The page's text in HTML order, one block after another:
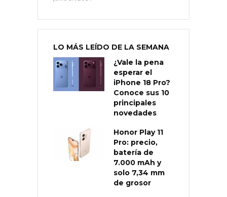
LO MÁS LEÍDO DE LA SEMANA
¿Vale la pena
esperar el
iPhone 18 Pro?
Conoce sus 10
principales
novedades
Honor Play 11
Pro: precio,
batería de
7.000 mAh y
solo 7,34 mm
de grosor